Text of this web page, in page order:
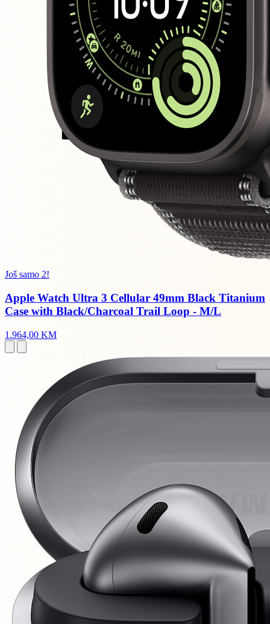
Još samo 2!
Apple Watch Ultra 3 Cellular 49mm Black Titanium
Case with Black/Charcoal Trail Loop - M/L
1.964,00 KM